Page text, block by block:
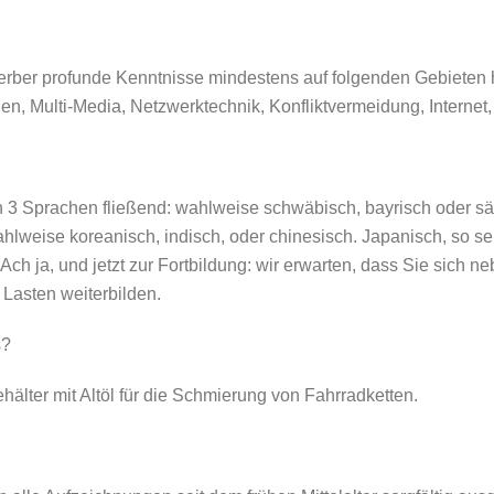
profunde Kenntnisse mindestens auf folgenden
Multi-Media, Netzwerktechnik, Konfliktvermeidung, Internet,
Sprachen fließend: wahlweise schwäbisch, bayrisch oder
koreanisch, indisch, oder chinesisch. Japanisch, so
ja, und jetzt zur Fortbildung: wir erwarten, dass Sie sich
weiterbilden.
mit Altöl für die Schmierung von Fahrradketten.